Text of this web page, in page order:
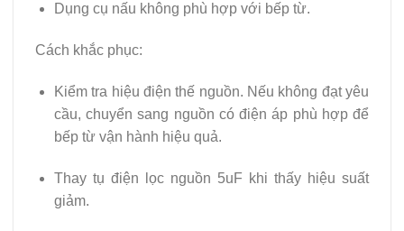
Dụng cụ nấu không phù hợp với bếp từ.
Cách khắc phục:
Kiểm tra hiệu điện thế nguồn. Nếu không đạt yêu
cầu, chuyển sang nguồn có điện áp phù hợp để
bếp từ vận hành hiệu quả.
Thay tụ điện lọc nguồn 5uF khi thấy hiệu suất
giảm.